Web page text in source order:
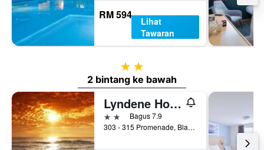
RM 594
Lihat
Tawaran
2 bintang
2 bintang ke bawah
Lyndene Hotel
2 bintangBagus 7.9
303 - 315 Promenade, Blackpool, United Kingdom